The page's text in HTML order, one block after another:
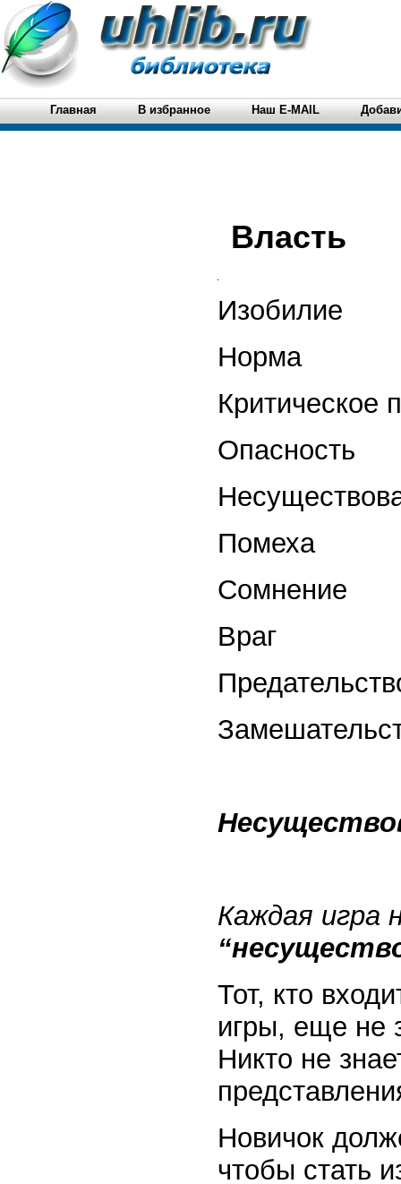
Главная В избранное Наш E-MAIL
Власть
Изобилие
Норма
Критическое
Опасность
Помеха
Сомнение
Враг
Каждая игра
Тот, кто
игры, еще не
Никто не
Новичок
чтобы стать